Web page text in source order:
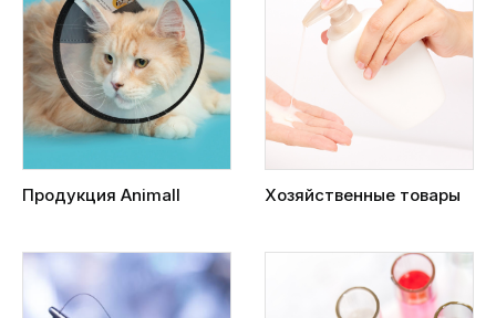
Продукция Animall Хозяйственные товары